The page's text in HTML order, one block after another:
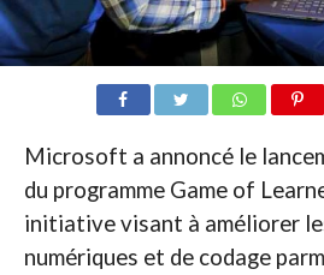
Microsoft a annoncé le
du programme Game of
initiative visant à améliorer
numériques et de codage